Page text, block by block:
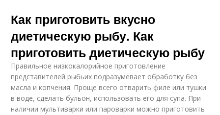
Как приготовить вкусно
диетическую рыбу. Как
приготовить диетическую рыбу
Правильное низкокалорийное приготовление
представителей рыбьих подразумевает обработку без
масла и копчения. Проще всего отварить филе или тушки
в воде, сделать бульон, использовать его для супа. При
наличии мультиварки или пароварки можно приготовить